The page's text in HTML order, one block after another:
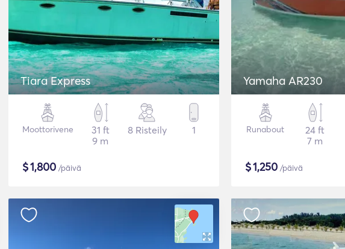
Tiara Express
Moottorivene
31 ft
9 m
8 Risteily 1
$1,800 /päivä
Yamaha AR230
Runabout
24 ft
7 m
$1,250 /päivä